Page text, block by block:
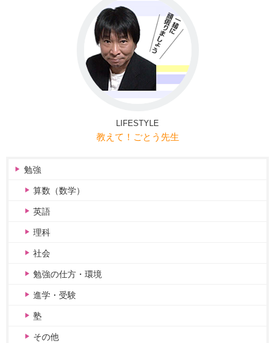
LIFESTYLE
教えて！ごとう先生
勉強
算数（数学）
英語
理科
社会
勉強の仕方・環境
進学・受験
塾
その他